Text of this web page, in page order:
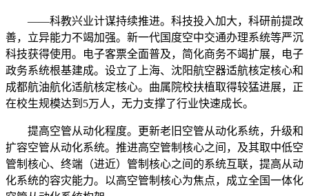
——科教兴业计谋持续推进。科技投入加大，科研前提改
善，立异能力不竭加强。新一代国度空中交通办理系统等严沉
科技获得使用。电子客票全面普及，简化商务不竭扩展，电子
政务系统根基建成。设立了上海、沈阳航空器适航核定核心和
成都航油航化适航核定核心。曲属院校扶植取得较猛进展，正
在校生规模达到5万人，无力支撑了行业快速成长。
提高空管从动化程度。更新老旧空管从动化系统，升级和
扩容空管从动化系统。推进高空管制核心之间，及其取中低空
管制核心、终端（进近）管制核心之间的系统互联，提高从动
化系统的容灾能力。以高空管制核心为焦点，成立全国一体化